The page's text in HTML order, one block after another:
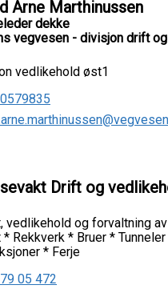
Arne Marthinussen
dekke
vegvesen - divisjon drift
vedlikehold øst1
Drift og
vedlikehold og forvaltning
Rekkverk * Bruer *
* Ferje
05 472